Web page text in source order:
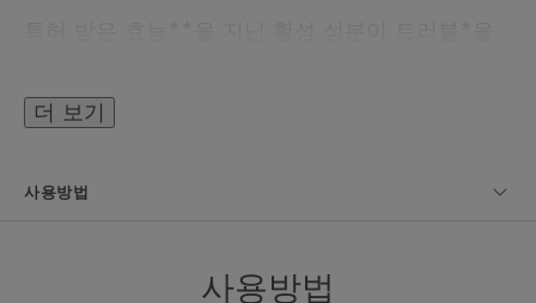
어해 줍니다.
더 보기
사용방법
사용방법